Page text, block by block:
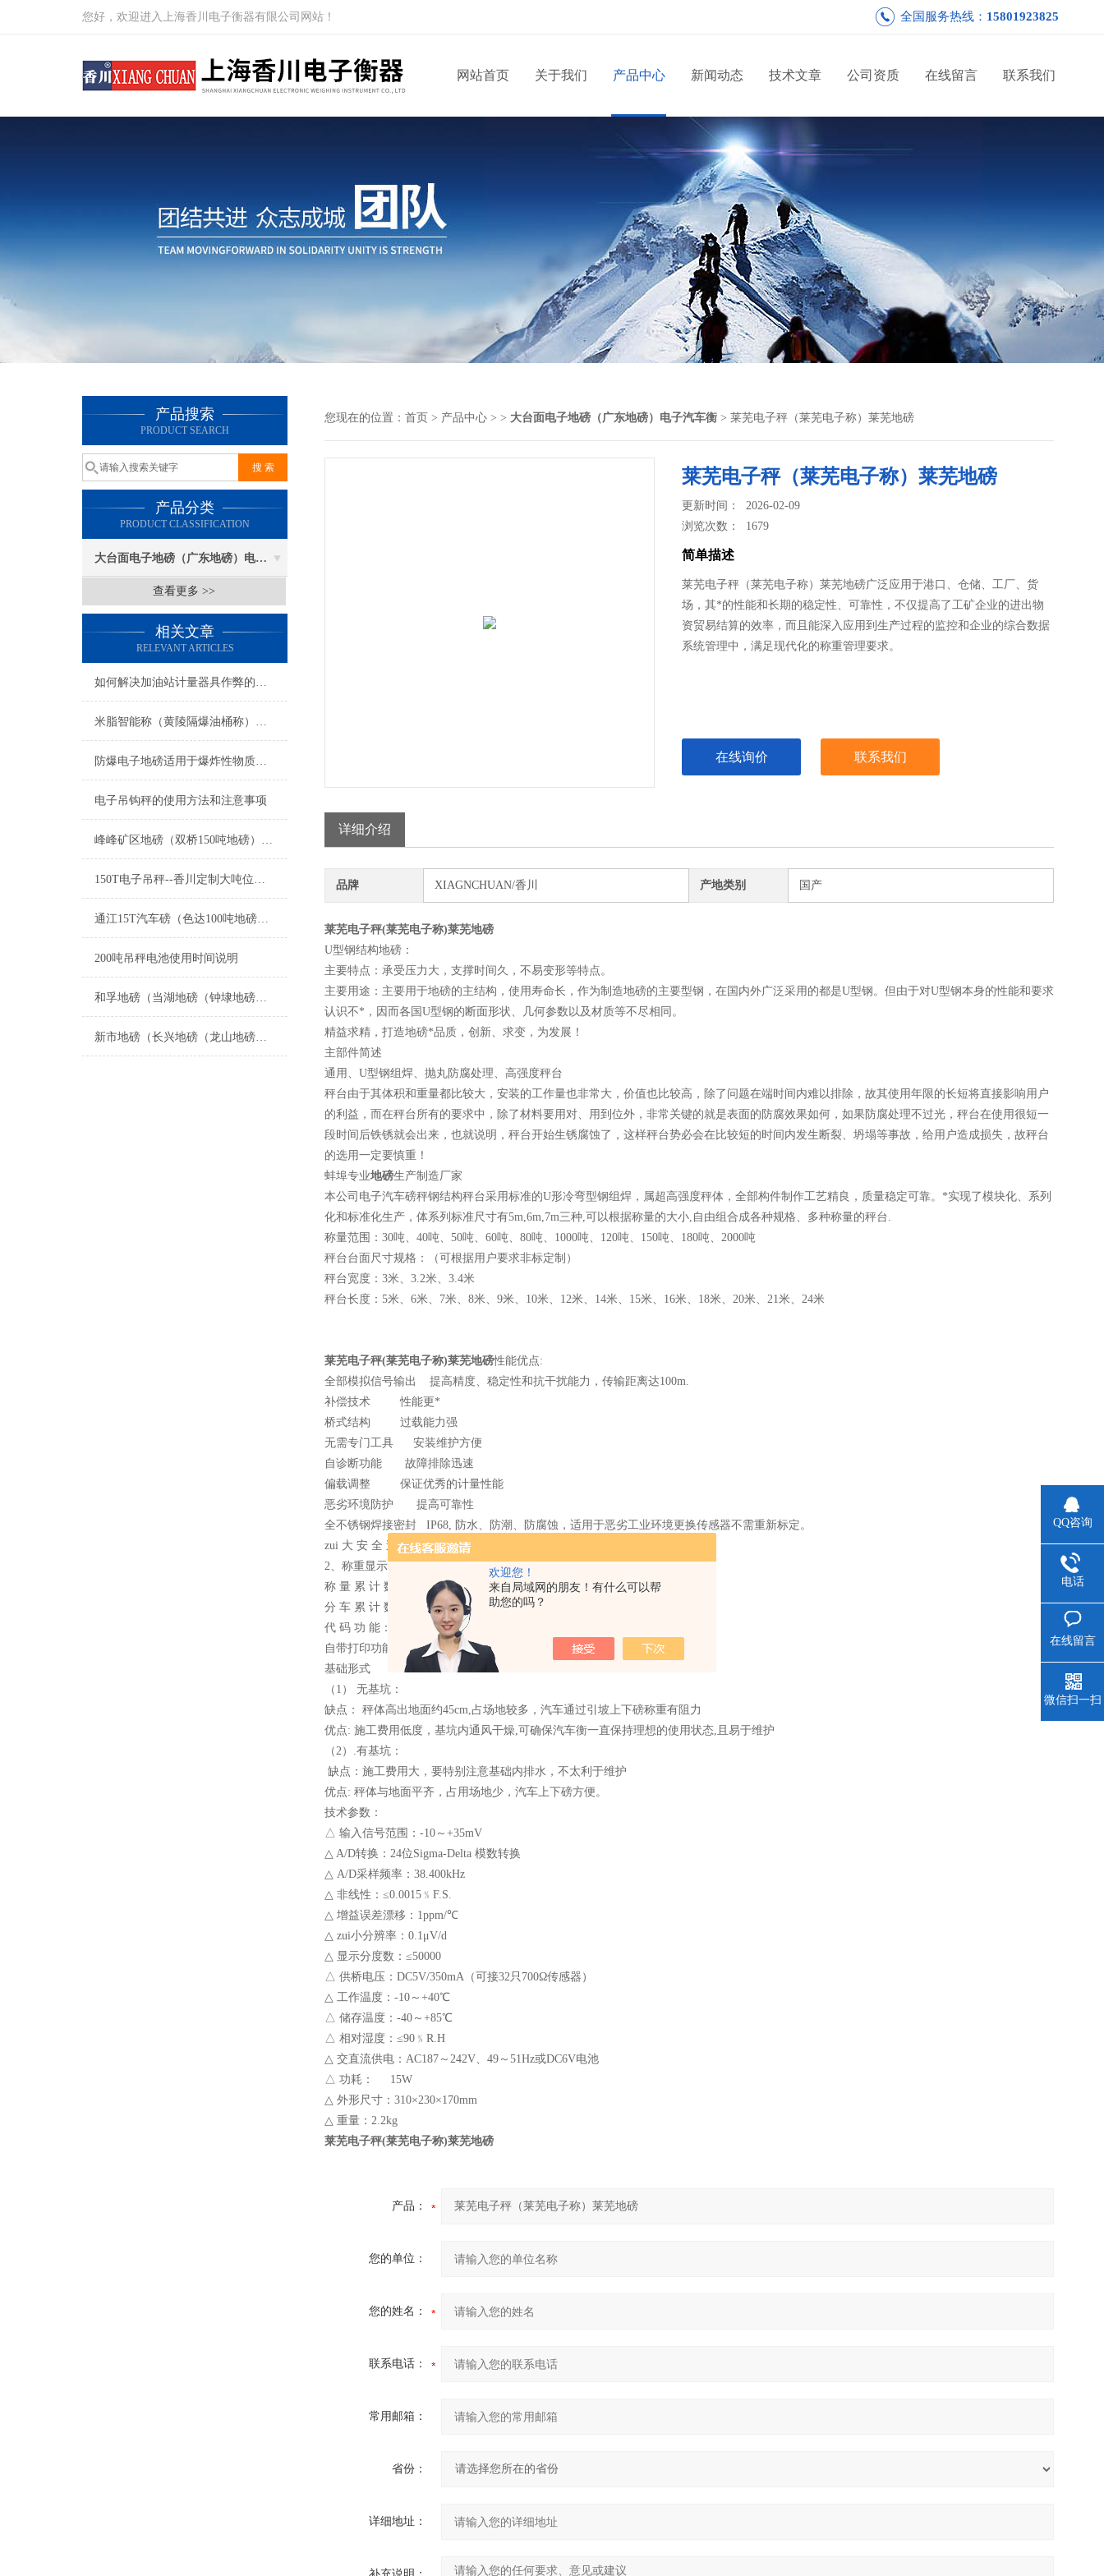
欢迎您！
来自局域网的朋友！有什么可以帮
助您的吗？
您好，欢迎进入上海香川电子衡器有限公司网站！ 全国服务热线： 15801923825
网站首页 关于我们 产品中心 新闻动态 技术文章 公司资质 在线留言 联系我们
产品搜索
PRODUCT SEARCH
产品分类
PRODUCT CLASSIFICATION
大台面电子地磅（广东地磅）电子汽车衡
查看更多 >>
相关文章
RELEVANT ARTICLES
如何解决加油站计量器具作弊的方案
米脂智能称（黄陵隔爆油桶称）宜川防爆电子地磅）府谷标签打印地磅维修
防爆电子地磅适用于爆炸性物质和危险场所的称重计量
电子吊钩秤的使用方法和注意事项
峰峰矿区地磅（双桥150吨地磅）黄骅80吨地磅维修
150T电子吊秤--香川定制大吨位耐高温吊磅
通江15T汽车磅（色达100吨地磅）南江带打印汽车磅维修
200吨吊秤电池使用时间说明
和孚地磅（当湖地磅（钟埭地磅（曹桥地磅）乍浦地磅）新埭地磅维修
新市地磅（长兴地磅（龙山地磅（雉城地磅）画溪地磅）太湖地磅维修
您现在的位置： 首页 > 产品中心 > > 大台面电子地磅（广东地磅）电子汽车衡 > 莱芜电子秤（莱芜电子称）莱芜地磅
莱芜电子秤（莱芜电子称）莱芜地磅
更新时间： 2026-02-09
浏览次数： 1679
简单描述
莱芜电子秤（莱芜电子称）莱芜地磅广泛应用于港口、仓储、工厂、货
场，其*的性能和长期的稳定性、可靠性，不仅提高了工矿企业的进出物
资贸易结算的效率，而且能深入应用到生产过程的监控和企业的综合数据
系统管理中，满足现代化的称重管理要求。
在线询价 联系我们
详细介绍
品牌 XIAGNCHUAN/香川 产地类别 国产
莱芜电子秤(莱芜电子称)莱芜地磅
U型钢结构地磅：
主要特点：承受压力大，支撑时间久，不易变形等特点。
主要用途：主要用于地磅的主结构，使用寿命长，作为制造地磅的主要型钢，在国内外广泛采用的都是U型钢。但由于对U型钢本身的性能和要求
认识不*，因而各国U型钢的断面形状、几何参数以及材质等不尽相同。
精益求精，打造地磅*品质，创新、求变，为发展！
主部件简述
通用、U型钢组焊、抛丸防腐处理、高强度秤台
秤台由于其体积和重量都比较大，安装的工作量也非常大，价值也比较高，除了问题在端时间内难以排除，故其使用年限的长短将直接影响用户
的利益，而在秤台所有的要求中，除了材料要用对、用到位外，非常关键的就是表面的防腐效果如何，如果防腐处理不过光，秤台在使用很短一
段时间后铁锈就会出来，也就说明，秤台开始生锈腐蚀了，这样秤台势必会在比较短的时间内发生断裂、坍塌等事故，给用户造成损失，故秤台
的选用一定要慎重！
蚌埠专业地磅生产制造厂家
本公司电子汽车磅秤钢结构秤台采用标准的U形冷弯型钢组焊，属超高强度秤体，全部构件制作工艺精良，质量稳定可靠。*实现了模块化、系列
化和标准化生产，体系列标准尺寸有5m,6m,7m三种,可以根据称量的大小,自由组合成各种规格、多种称量的秤台.
称量范围：30吨、40吨、50吨、60吨、80吨、1000吨、120吨、150吨、180吨、2000吨
秤台台面尺寸规格：（可根据用户要求非标定制）
秤台宽度：3米、3.2米、3.4米
秤台长度：5米、6米、7米、8米、9米、10米、12米、14米、15米、16米、18米、20米、21米、24米
莱芜电子秤(莱芜电子称)莱芜地磅性能优点:
全部模拟信号输出 提高精度、稳定性和抗干扰能力，传输距离达100m.
补偿技术 性能更*
桥式结构 过载能力强
无需专门工具 安装维护方便
自诊断功能 故障排除迅速
偏载调整 保证优秀的计量性能
恶劣环境防护 提高可靠性
全不锈钢焊接密封 IP68, 防水、防潮、防腐蚀，适用于恶劣工业环境更换传感器不需重新标定。
zui 大 安 全 过 载 : 150% FS
2、称重显示器特性：
称 量 累 计 数： 重量累计8位，累计次数值zui大8位，50个分类累加
分 车 累 计 数： 按车号存贮车重或数字键入车重，可存贮1000组数据
代 码 功 能： 50组代码，可分别设定皮重、下限、欠量、超量、上限
自带打印功能： 可打印时间、毛重、皮重、车号、货号
基础形式
（1） 无基坑：
缺点： 秤体高出地面约45cm,占场地较多，汽车通过引坡上下磅称重有阻力
优点: 施工费用低度，基坑内通风干燥,可确保汽车衡一直保持理想的使用状态,且易于维护
（2）.有基坑：
缺点：施工费用大，要特别注意基础内排水，不太利于维护
优点: 秤体与地面平齐，占用场地少，汽车上下磅方便。
技术参数：
△ 输入信号范围：-10～+35mV
△ A/D转换：24位Sigma-Delta 模数转换
△ A/D采样频率：38.400kHz
△ 非线性：≤0.0015﹪F.S.
△ 增益误差漂移：1ppm/℃
△ zui小分辨率：0.1μV/d
△ 显示分度数：≤50000
△ 供桥电压：DC5V/350mA（可接32只700Ω传感器）
△ 工作温度：-10～+40℃
△ 储存温度：-40～+85℃
△ 相对湿度：≤90﹪R.H
△ 交直流供电：AC187～242V、49～51Hz或DC6V电池
△ 功耗： 15W
△ 外形尺寸：310×230×170mm
△ 重量：2.2kg
莱芜电子秤(莱芜电子称)莱芜地磅
产品：
您的单位：
您的姓名：
联系电话：
常用邮箱：
省份：
详细地址：
QQ咨询
电话
在线留言
微信扫一扫